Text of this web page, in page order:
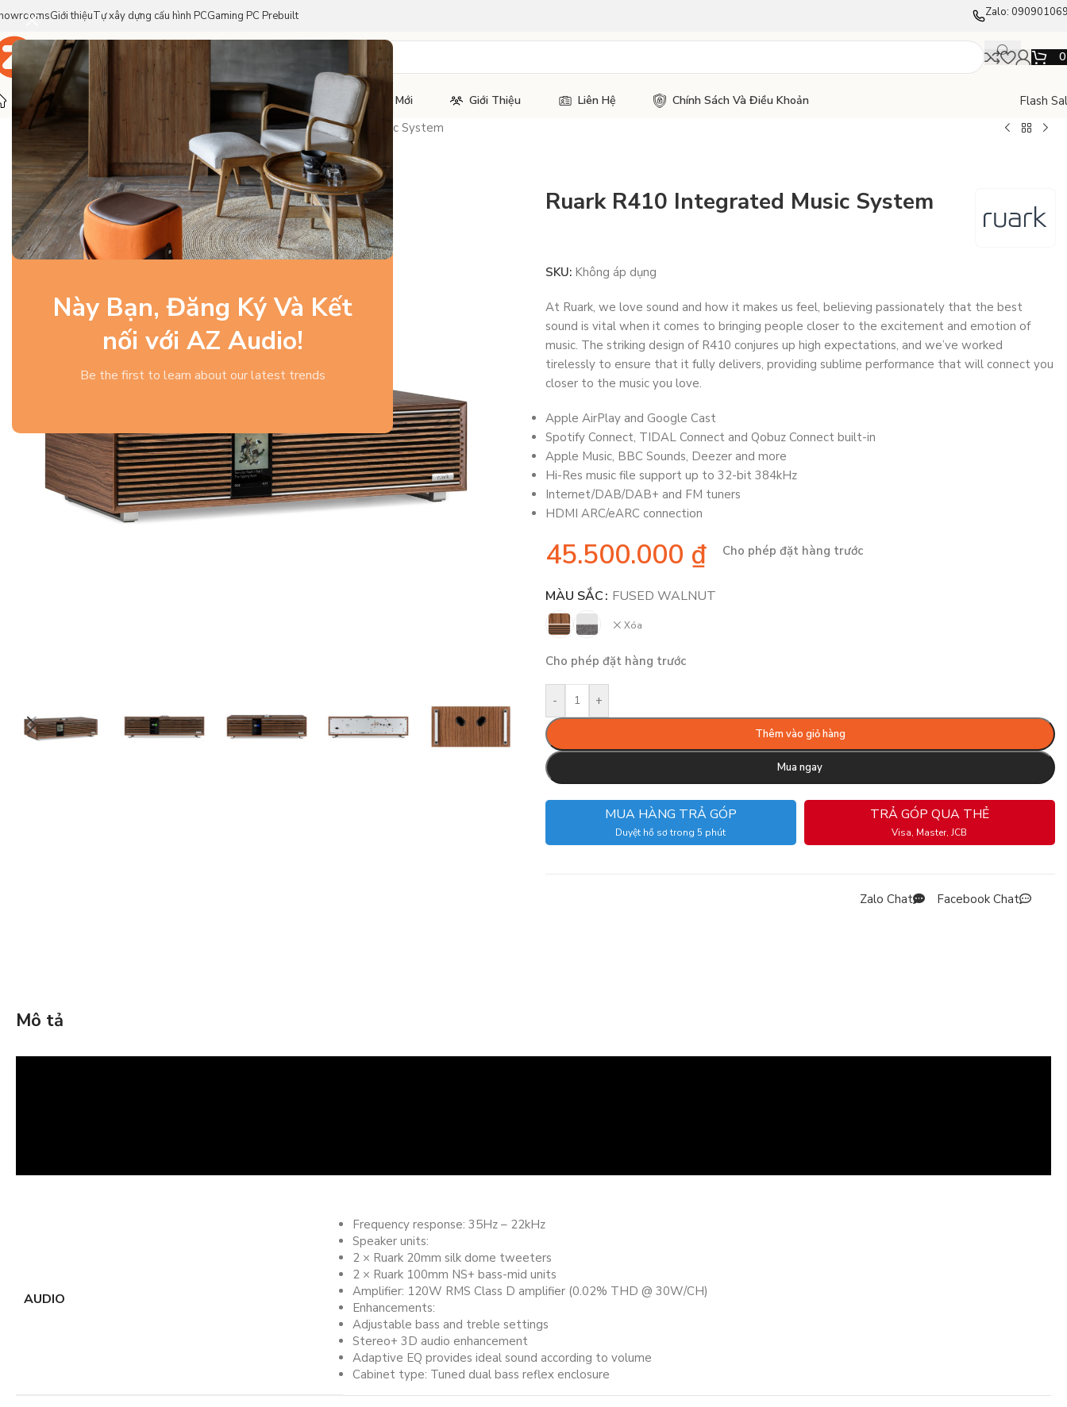
Này Bạn, Đăng Ký Và Kết
nối với AZ Audio!
Be the first to learn about our latest trends
Giới thiệuTự xây dựng cấu hình PCGaming PC Prebuilt Zalo:
Trang Chủ Sản Phẩm Thương Hiệu Tin Tức Mới Giới Thiệu Liên Hệ Chính Sách Và Điều Khoản
Flash
Trang chủ
/ Loa Home Thông Minh/ Ruark R410 Integrated Music System
Ruark R410 Integrated Music System
SKU: Không áp dụng
At Ruark, we love sound and how it makes us feel, believing passionately that the best
sound is vital when it comes to bringing people closer to the excitement and emotion of
music. The striking design of R410 conjures up high expectations, and we’ve worked
tirelessly to ensure that it fully delivers, providing sublime performance that will connect you
closer to the music you love.
Apple AirPlay and Google Cast
Spotify Connect, TIDAL Connect and Qobuz Connect built-in
Apple Music, BBC Sounds, Deezer and more
Hi-Res music file support up to 32-bit 384kHz
Internet/DAB/DAB+ and FM tuners
HDMI ARC/eARC connection
45.500.000 ₫ Cho phép đặt hàng trước
MÀU SẮC FUSED WALNUT
Xóa
Cho phép đặt hàng trước
- +
Thêm vào giỏ hàng
Mua ngay
MUA HÀNG TRẢ GÓP
Duyệt hồ sơ trong 5 phút
TRẢ GÓP QUA THẺ
Visa, Master, JCB
Zalo Chat Facebook Chat
Mô tả
AUDIO
Frequency response: 35Hz – 22kHz
Speaker units:
2 × Ruark 20mm silk dome tweeters
2 × Ruark 100mm NS+ bass-mid units
Amplifier: 120W RMS Class D amplifier (0.02% THD @ 30W/CH)
Enhancements:
Adjustable bass and treble settings
Stereo+ 3D audio enhancement
Adaptive EQ provides ideal sound according to volume
Cabinet type: Tuned dual bass reflex enclosure